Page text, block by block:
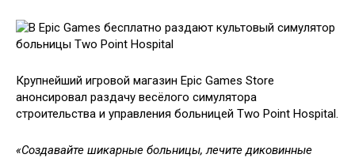
Крупнейший игровой магазин Epic Games Store
анонсировал раздачу весёлого симулятора
строительства и управления больницей Two Point Hospital.
«Создавайте шикарные больницы, лечите диковинные